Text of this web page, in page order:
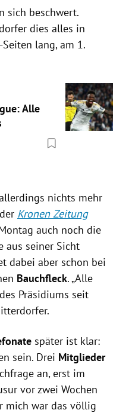
sich beschwert.
dies alles in
lang, am 1.
Alle
nichts mehr
Kronen Zeitung
auch noch die
aus seiner Sicht
dabei aber schon bei
Bauchfleck. „Alle
Präsidiums seit
später ist klar:
sein. Drei Mitglieder
an, erst im
vor zwei Wochen
mich war das völlig